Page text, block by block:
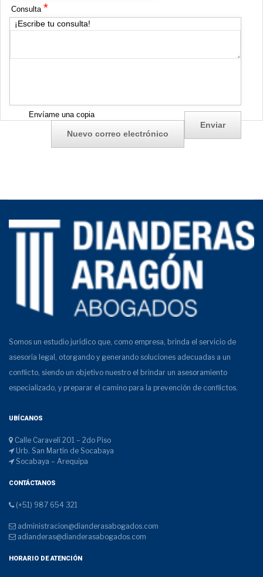
Consulta *
¡Escribe tu consulta!
Envíame una copia
Somos un estudio jurídico que, como empresa, brinda el servicio de
asesoría legal, otorgando y generando soluciones adecuadas a un
conflicto, siendo un objetivo nuestro el brindar un asesoramiento
especializado, y preparar el camino para la prevención de conflictos.
UBÍCANOS
Calle Caravelí 201 – 2do Piso
Urb. San Martín de Socabaya
Socabaya – Arequipa
CONTÁCTANOS
(+51) 987 654 321
administracion@dianderasabogados.com
adianderas@dianderasabogados.com
HORARIO DE ATENCIÓN